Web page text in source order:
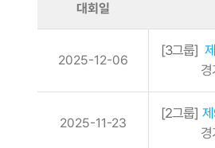
대회일
2025-12-06
[3그룹]
경
2025-11-23
[2그룹]
경